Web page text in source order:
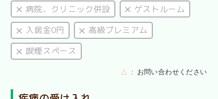
病院、クリニック併設
ゲストルーム
入居金0円
高級プレミアム
喫煙スペース
△ お問い合わせください